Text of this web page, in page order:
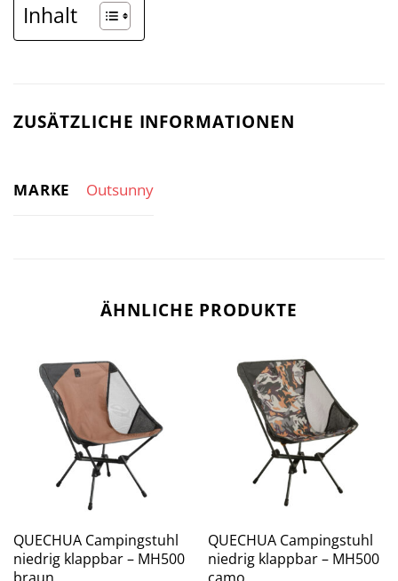
Inhalt
ZUSÄTZLICHE INFORMATIONEN
MARKE Outsunny
ÄHNLICHE PRODUKTE
QUECHUA Campingstuhl
niedrig klappbar – MH500
QUECHUA Campingstuhl
niedrig klappbar – MH500